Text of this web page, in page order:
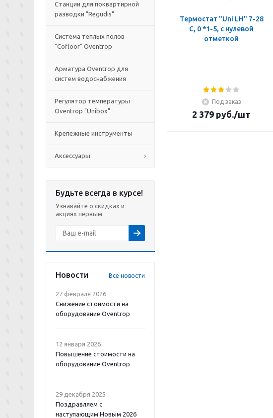
Станции для поквартирной
разводки "Regudis"
Система теплых полов
"Cofloor" Oventrop
Арматура Oventrop для
систем водоснабжения
Регулятор температуры
Oventrop "Unibox"
Крепежные инструменты
Аксессуары
Будьте всегда в курсе!
Узнавайте о скидках и
акциях первым
Новости Все новости
27 февраля 2026
Снижение стоимости на
оборудование Oventrop
12 января 2026
Повышение стоимости на
оборудование Oventrop
29 декабря 2025
Поздравляем с
наступающим Новым 2026
Термостат "Uni LH" 7-28
C, 0 *1-5, с нулевой
отметкой
Под заказ
2 379 руб./шт